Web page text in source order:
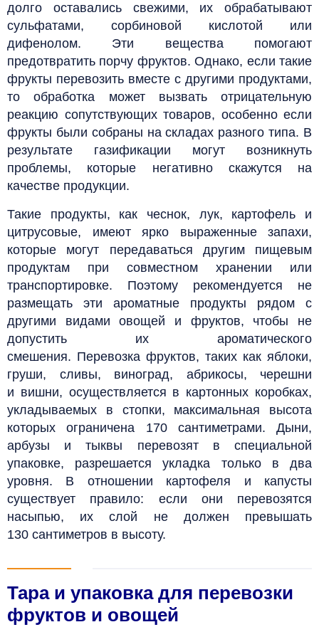
долго оставались свежими, их обрабатывают
сульфатами, сорбиновой кислотой или
дифенолом. Эти вещества помогают
предотвратить порчу фруктов. Однако, если такие
фрукты перевозить вместе с другими продуктами,
то обработка может вызвать отрицательную
реакцию сопутствующих товаров, особенно если
фрукты были собраны на складах разного типа. В
результате газификации могут возникнуть
проблемы, которые негативно скажутся на
качестве продукции.
Такие продукты, как чеснок, лук, картофель и
цитрусовые, имеют ярко выраженные запахи,
которые могут передаваться другим пищевым
продуктам при совместном хранении или
транспортировке. Поэтому рекомендуется не
размещать эти ароматные продукты рядом с
другими видами овощей и фруктов, чтобы не
допустить их ароматического
смешения. Перевозка фруктов, таких как яблоки,
груши, сливы, виноград, абрикосы, черешни
и вишни, осуществляется в картонных коробках,
укладываемых в стопки, максимальная высота
которых ограничена 170 сантиметрами. Дыни,
арбузы и тыквы перевозят в специальной
упаковке, разрешается укладка только в два
уровня. В отношении картофеля и капусты
существует правило: если они перевозятся
насыпью, их слой не должен превышать
130 сантиметров в высоту.
Тара и упаковка для перевозки
фруктов и овощей